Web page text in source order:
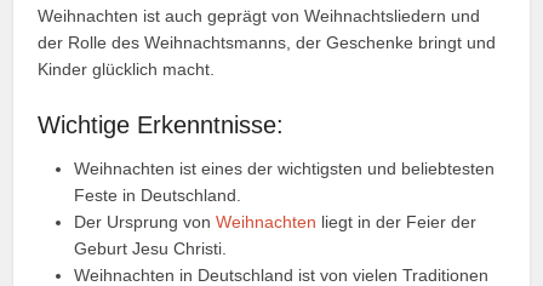
Weihnachten ist auch geprägt von Weihnachtsliedern und
der Rolle des Weihnachtsmanns, der Geschenke bringt und
Kinder glücklich macht.
Wichtige Erkenntnisse:
Weihnachten ist eines der wichtigsten und beliebtesten
Feste in Deutschland.
Der Ursprung vonWeihnachten liegt in der Feier der
Geburt Jesu Christi.
Weihnachten in Deutschland ist von vielen Traditionen